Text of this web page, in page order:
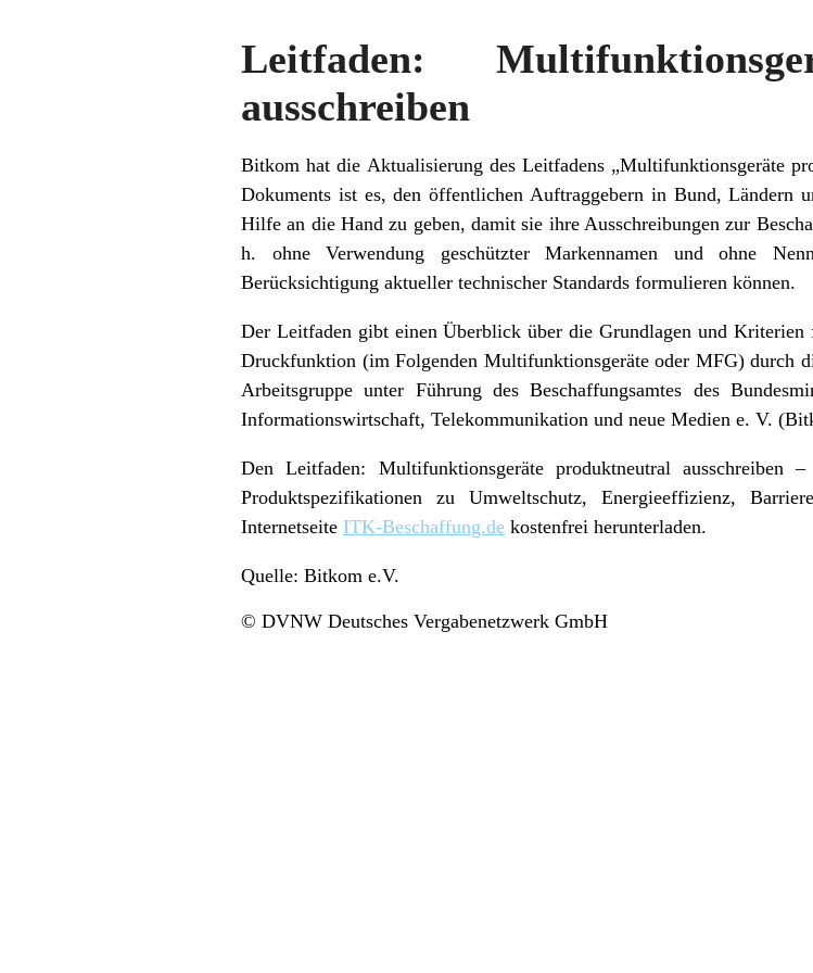
Leitfaden:
ausschreiben
Bitkom hat die Aktualisierung des Leitfadens „Multifunktionsgeräte
Dokuments ist es, den öffentlichen Auftraggebern in Bund, Ländern
Hilfe an die Hand zu geben, damit sie ihre Ausschreibungen zur
h. ohne Verwendung geschützter Markennamen und ohne
Berücksichtigung aktueller technischer Standards formulieren können.
Der Leitfaden gibt einen Überblick über die Grundlagen und
Druckfunktion (im Folgenden Multifunktionsgeräte oder MFG) durch
Arbeitsgruppe unter Führung des Beschaffungsamtes des
Informationswirtschaft, Telekommunikation und neue Medien e. V.
Den Leitfaden: Multifunktionsgeräte produktneutral
Produktspezifikationen zu Umweltschutz, Energieeffizienz,
Internetseite ITK-Beschaffung.de kostenfrei herunterladen.
Quelle: Bitkom e.V.